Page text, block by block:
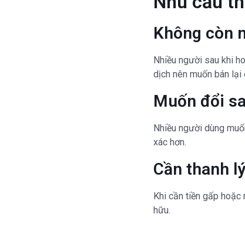
Không còn
Nhiều người sau khi
dịch nên muốn bán lại
Muốn đổi
Nhiều người dùng
xác hơn.
Cần thanh
Khi cần tiền gấp hoặc
hữu.